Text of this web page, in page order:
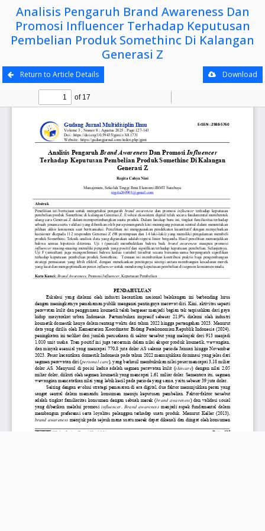
Analisis Pengaruh Brand Awareness Dan
Promosi Influencer Terhadap Keputusan
Pembelian Produk Somethinc Di Kalangan
Generasi Z
Return to Article Details Download